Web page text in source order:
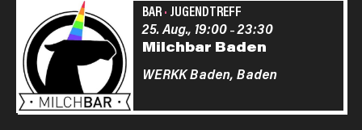
BAR· JUGENDTREFF
Milchbar Baden
25. Aug., 19:00–23:30
WERKK Baden, Baden